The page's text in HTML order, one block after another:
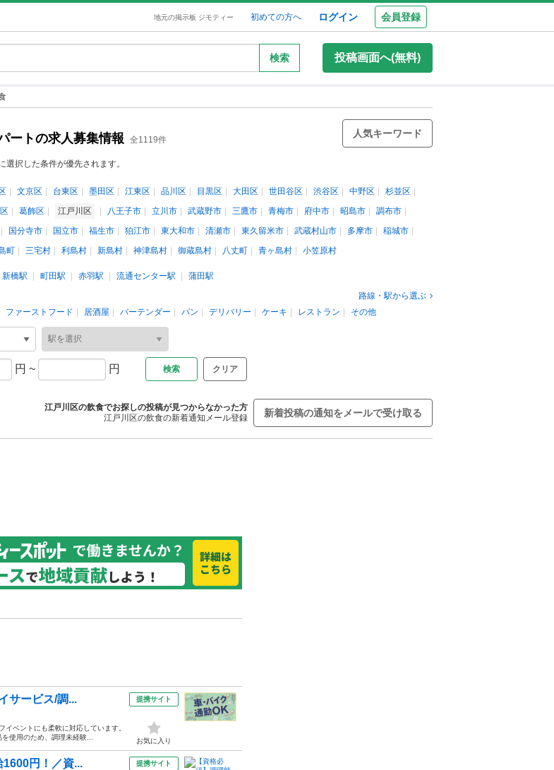
地元の掲示板 ジモティー 初めての方へ ログイン 会員登録
検索 投稿画面へ(無料)
ートの求人募集情報 全1119件
人気キーワード
択した条件が優先されます。
文京区 台東区 墨田区 江東区 品川区 目黒区 大田区 世田谷区 渋谷区 中野区
杉並区
葛飾区 江戸川区 八王子市 立川市 武蔵野市 三鷹市 青梅市 府中市 昭島市
調布市
国分寺市 国立市 福生市 狛江市 東大和市 清瀬市 東久留米市 武蔵村山市 多摩市
稲城市
町 三宅村 利島村 新島村 神津島村 御蔵島村 八丈町 青ヶ島村 小笠原村
新橋駅 町田駅 赤羽駅 流通センター駅
蒲田駅
路線・駅から選ぶ
ファーストフード 居酒屋 バーテンダー パン デリバリー ケーキ レストラン その他
円 ~ 円 クリア
江戸川区の飲食でお探しの投稿が見つからなかった方
江戸川区の飲食の新着通知メール登録
新着投稿の通知をメールで受け取る
サービス/調...
ベントにも柔軟に対応しています。
使用のため、調理未経験...
提携サイト
お気に入り
1600円！／資... 提携サイト